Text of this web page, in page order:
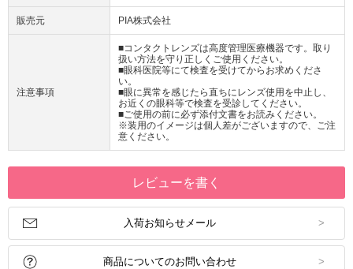
販売元 PIA株式会社
注意事項
■コンタクトレンズは高度管理医療機器です。取り
扱い方法を守り正しくご使用ください。
■眼科医院等にて検査を受けてからお求めくださ
い。
■眼に異常を感じたら直ちにレンズ使用を中止し、
お近くの眼科等で検査を受診してください。
■ご使用の前に必ず添付文書をお読みください。
※装用のイメージは個人差がございますので、ご注
意ください。
レビューを書く
入荷お知らせメール
商品についてのお問い合わせ